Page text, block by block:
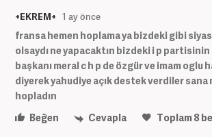
+EKREM+ 1 ay önce
fransa hemen hoplama ya bizdeki gibi
olsaydı ne yapacaktın bizdeki i p partisinin
başkanı meral c h p de özgür ve imam
diyerek yahudiye açık destek verdiler sana
hopladın
Beğen
Cevapla Toplam8